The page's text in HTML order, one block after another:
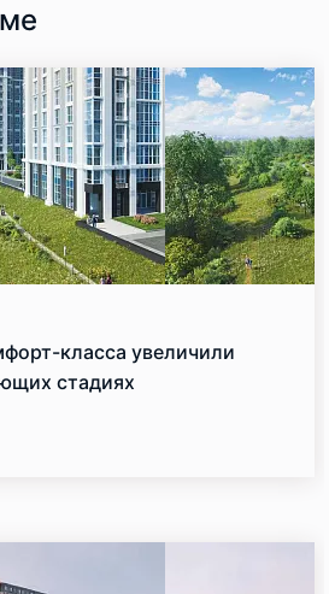
класса увеличили
стадиях